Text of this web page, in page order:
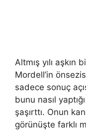
Altmış yılı aşkın
Mordell’in
sadece sonuç
bunu nasıl
şaşırttı. Onun
görünüşte farklı